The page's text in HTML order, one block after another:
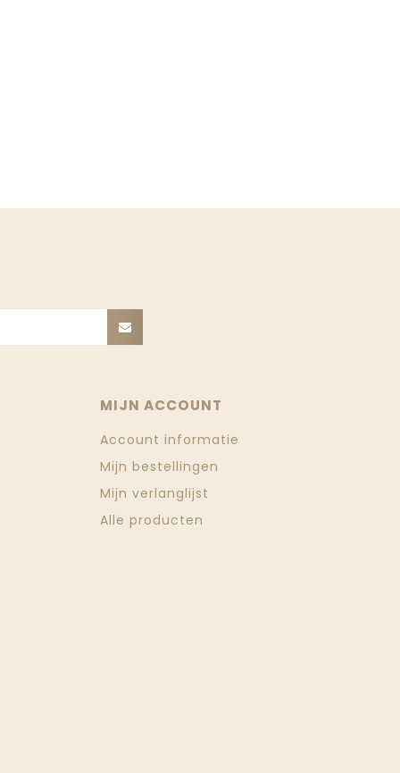
MIJN ACCOUNT
Account informatie
Mijn bestellingen
Mijn verlanglijst
Alle producten